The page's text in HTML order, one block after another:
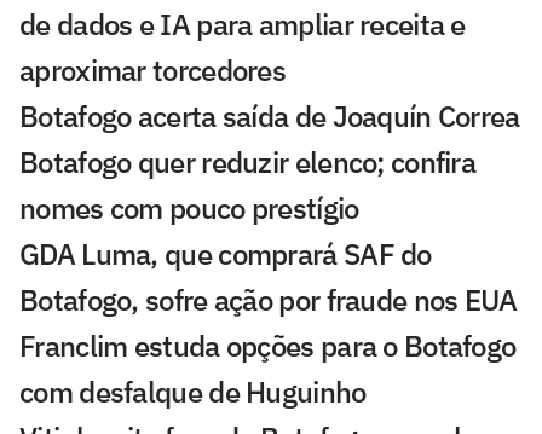
de dados e IA para ampliar receita e
aproximar torcedores
Botafogo acerta saída de Joaquín Correa
Botafogo quer reduzir elenco; confira
nomes com pouco prestígio
GDA Luma, que comprará SAF do
Botafogo, sofre ação por fraude nos EUA
Franclim estuda opções para o Botafogo
com desfalque de Huguinho